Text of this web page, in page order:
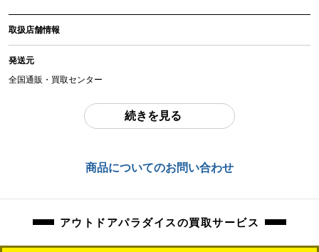
アイテム状態
中古：S（ほぼ新品・新古未使用品）
ください。
orb-2605302819-od-081570462
取扱店舗情報
発送元
全国通販・買取センター
東京都江戸川区中葛西6-10-15 2F
続きを見る
商品についてのお問い合わせ
アウトドアパラダイスの買取サービス